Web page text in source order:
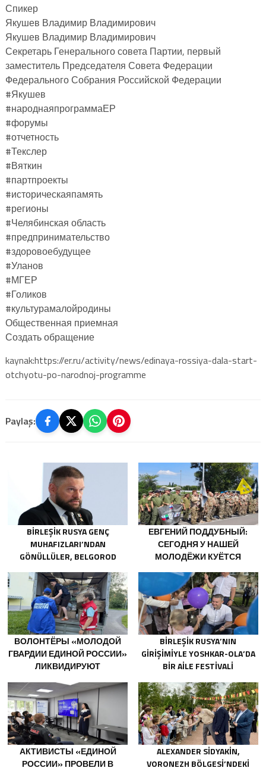
Спикер
Якушев Владимир Владимирович
Якушев Владимир Владимирович
Секретарь Генерального совета Партии, первый
заместитель Председателя Совета Федерации
Федерального Собрания Российской Федерации
#Якушев
#народнаяпрограммаЕР
#форумы
#отчетность
#Текслер
#Вяткин
#партпроекты
#историческаяпамять
#регионы
#Челябинская область
#предпринимательство
#здоровоебудущее
#Уланов
#‎МГЕР‬
#Голиков
#культурамалойродины
Общественная приемная
Создать обращение
kaynak:https://er.ru/activity/news/edinaya-rossiya-dala-start-
otchyotu-po-narodnoj-programme
Paylaş:
BIRLEŞIK RUSYA GENÇ
MUHAFIZLARI’NDAN
GÖNÜLLÜLER, BELGOROD
SÖNDÜRÜCÜLER VE
JENERATÖRLER KONUSUNDA
YARDIMCI OLACAK
ЕВГЕНИЙ ПОДДУБНЫЙ:
СЕГОДНЯ У НАШЕЙ
МОЛОДЁЖИ КУЁТСЯ
ВОЛОНТЁРЫ «МОЛОДОЙ
ГВАРДИИ ЕДИНОЙ РОССИИ»
ЛИКВИДИРУЮТ
НА УРАЛЕ И ДАЛЬНЕМ
ВОСТОКЕ
BIRLEŞIK RUSYA’NIN
GIRIŞIMIYLE YOSHKAR-OLA’DA
BIR AILE FESTIVALI
АКТИВИСТЫ «ЕДИНОЙ
РОССИИ» ПРОВЕЛИ В
ALEXANDER SIDYAKIN,
VORONEZH BÖLGESI’NDEKI